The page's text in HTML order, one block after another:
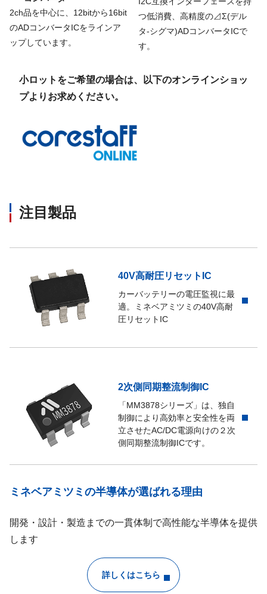
2ch品を中心に、12bitから16bit
のADコンバータICをラインア
ップしています。
つ低消費、高精度の⊿Σ(デル
タ-シグマ)ADコンバータICで
す。
小ロットをご希望の場合は、以下のオンラインショッ
プよりお求めください。
注目製品
40V高耐圧リセットIC
カーバッテリーの電圧監視に最
適。ミネベアミツミの40V高耐
圧リセットIC
2次側同期整流制御IC
「MM3878シリーズ」は、独自
制御により高効率と安全性を両
立させたAC/DC電源向けの２次
側同期整流制御ICです。
ミネベアミツミの半導体が選ばれる理由
開発・設計・製造までの一貫体制で高性能な半導体を提供
します
詳しくはこちら